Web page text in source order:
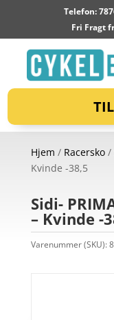
Telefon:
Fri Fragt
Hjem / Racersko/
Kvinde -38,5
Sidi-
– Kvinde -
Varenummer (SKU):